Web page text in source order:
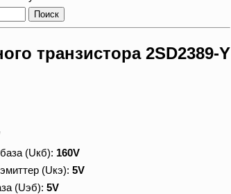
транзистора 2SD2389-Y
(Uкб): 160V
(Uкэ): 5V
(Uэб): 5V